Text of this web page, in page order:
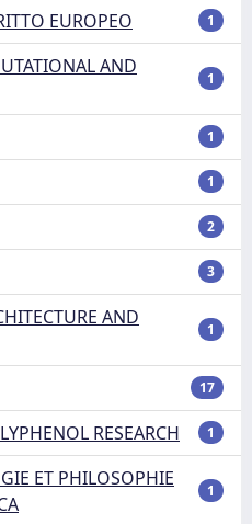
EUROPEO 1
AND
1
1
1
2
3
AND
1
17
RESEARCH 1
ET PHILOSOPHIE
1